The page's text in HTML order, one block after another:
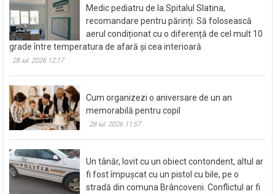
Medic pediatru de la Spitalul Slatina,
recomandare pentru părinți: Să folosească
aerul condiționat cu o diferență de cel mult 10
grade între temperatura de afară și cea interioară
28 iul. 2026 12:17
Cum organizezi o aniversare de un an
memorabilă pentru copil
28 iul. 2026 11:57
Un tânăr, lovit cu un obiect contondent, altul ar
fi fost împușcat cu un pistol cu bile, pe o
stradă din comuna Brâncoveni. Conflictul ar fi